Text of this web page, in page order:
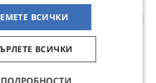
ПАРЦЕЛ, гр.
област Габрово
€
лв
е с включен ДДС
ВСИЧКИ
ВСИЧКИ